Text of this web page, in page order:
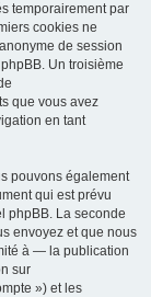
temporairement par
cookies ne
de session
Un troisième
que vous avez
en tant
pouvons également
qui est prévu
phpBB. La seconde
envoyez et que nous
à — la publication
sur
») et les